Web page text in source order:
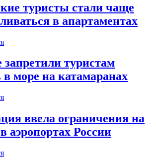
туристы стали чаще
в апартаментах
туристам
в море на катамаранах
ввела ограничения на
аэропортах России